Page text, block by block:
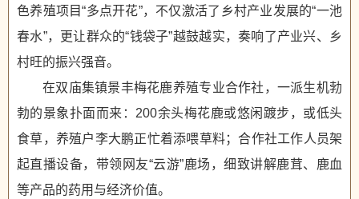
色养殖项目“多点开花”，不仅激活了乡村产业发展的“一池
春水”，更让群众的“钱袋子”越鼓越实，奏响了产业兴、乡
村旺的振兴强音。
在双庙集镇景丰梅花鹿养殖专业合作社，一派生机勃
勃的景象扑面而来：200余头梅花鹿或悠闲踱步，或低头
食草，养殖户李大鹏正忙着添喂草料；合作社工作人员架
起直播设备，带领网友“云游”鹿场，细致讲解鹿茸、鹿血
等产品的药用与经济价值。